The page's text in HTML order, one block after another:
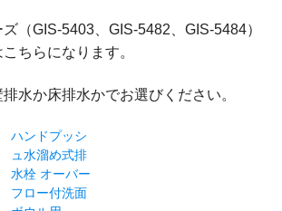
ズ（GIS-5403、GIS-5482、GIS-5484）
ちらになります。
水か床排水かでお選びください。
ハンドプッシ
ュ水溜め式排
水栓 オーバー
フロー付洗面